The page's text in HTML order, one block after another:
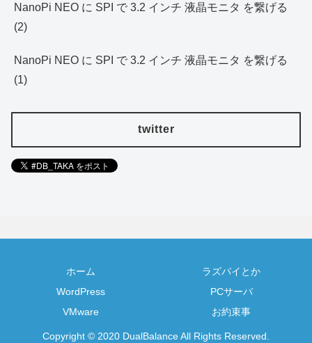
NanoPi NEO に SPI で 3.2 インチ 液晶モニタ を繋げる
(2)
NanoPi NEO に SPI で 3.2 インチ 液晶モニタ を繋げる
(1)
twitter
ホーム
ラズパイとか
WordPress
PCサーバ
VMware
お約束事
Copyright © 2020 DualBalance All Rights Reserved.